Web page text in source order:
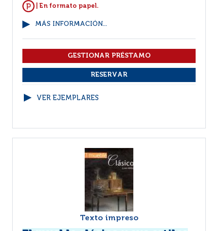
| En formato papel.
MÁS INFORMACIÓN...
VER EJEMPLARES
Texto impreso